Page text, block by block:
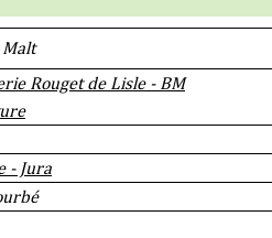
Malt
Rouget de Lisle - BM
- Jura